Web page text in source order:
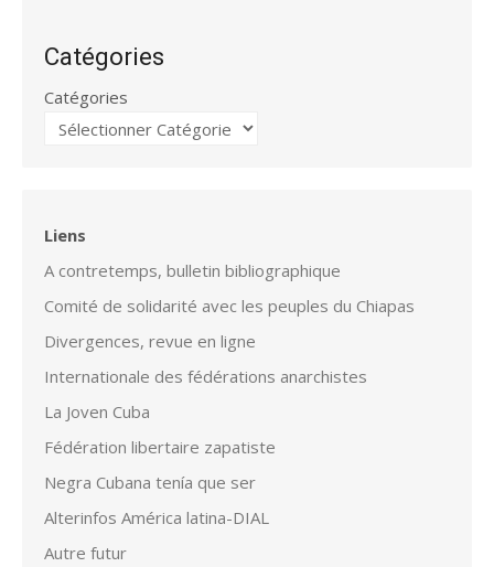
Catégories
Catégories
Liens
A contretemps, bulletin bibliographique
Comité de solidarité avec les peuples du Chiapas
Divergences, revue en ligne
Internationale des fédérations anarchistes
La Joven Cuba
Fédération libertaire zapatiste
Negra Cubana tenía que ser
Alterinfos América latina-DIAL
Autre futur